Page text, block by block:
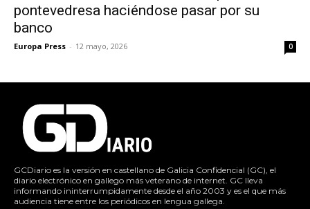
pontevedresa haciéndose pasar por su
banco
Europa Press - 12 mayo, 2026 0
GCDiario es la versión en castellano de Galicia Confidencial (GC), el
diario electrónico en gallego más veterano de internet. GC lleva
informando ininterrumpidamente desde el año 2003 y es el que más
audiencia tiene entre los periódicos en lengua gallega.